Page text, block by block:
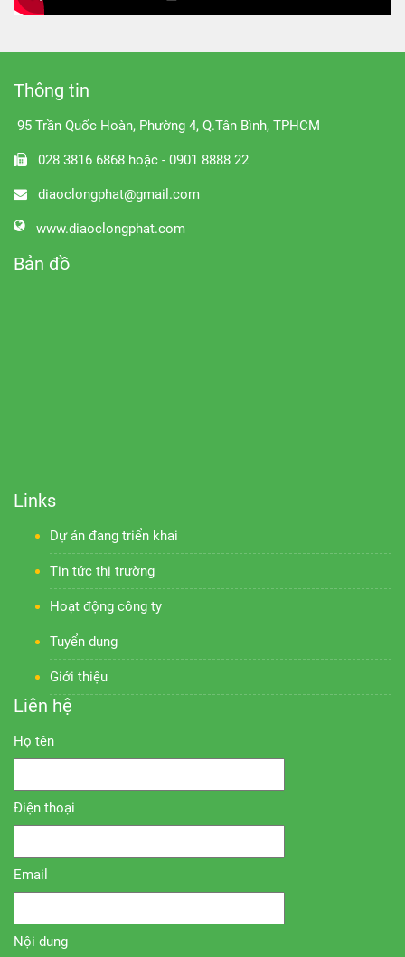
Thông tin
95 Trần Quốc Hoàn, Phường 4, Q.Tân Bình, TPHCM
028 3816 6868 hoặc - 0901 8888 22
diaoclongphat@gmail.com
www.diaoclongphat.com
Bản đồ
Links
Dự án đang triển khai
Tin tức thị trường
Hoạt động công ty
Tuyển dụng
Giới thiệu
Liên hệ
Họ tên
Điện thoại
Email
Nội dung